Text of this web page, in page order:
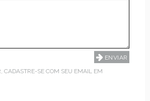
CADASTRE-SE COM SEU EMAIL EM